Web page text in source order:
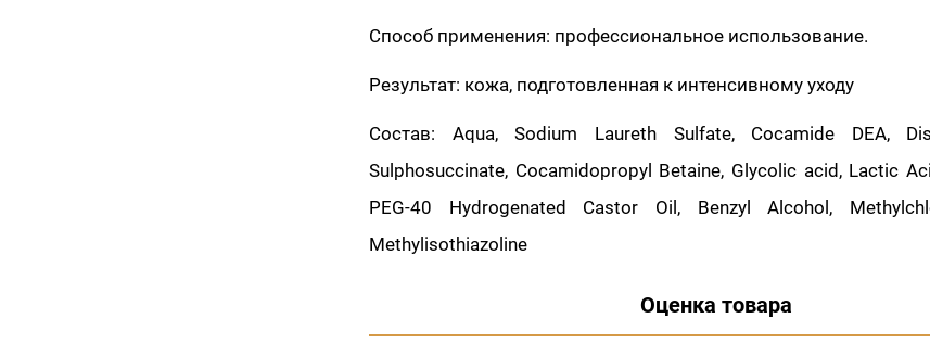
Способ применения: профессиональное использование.
Результат: кожа, подготовленная к интенсивному уходу
Состав: Aqua, Sodium Laureth Sulfate, Cocamide DEA,
Sulphosuccinate, Cocamidopropyl Betaine, Glycolic acid, Lactic
PEG-40 Hydrogenated Castor Oil, Benzyl Alcohol,
Methylisothiazoline
Оценка товара